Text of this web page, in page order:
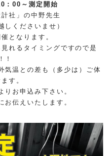
：00～測定開始
社」の中野先生
しくださいませ）
となります。
れるタイミングですので是
！
気温との差も（多少は）ご体
す。
りお申込み下さい。
お伝えいたします。